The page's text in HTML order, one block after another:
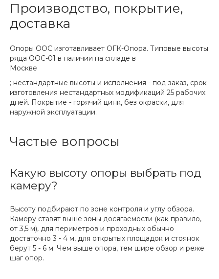
Производство, покрытие,
доставка
Опоры ООС изготавливает ОГК-Опора. Типовые высоты
ряда ООС-01 в наличии на складе в
Москве
; нестандартные высоты и исполнения - под заказ, срок
изготовления нестандартных модификаций 25 рабочих
дней. Покрытие - горячий цинк, без окраски, для
наружной эксплуатации.
Частые вопросы
Какую высоту опоры выбрать под
камеру?
Высоту подбирают по зоне контроля и углу обзора.
Камеру ставят выше зоны досягаемости (как правило,
от 3,5 м), для периметров и проходных обычно
достаточно 3 - 4 м, для открытых площадок и стоянок
берут 5 - 6 м. Чем выше опора, тем шире обзор и реже
шаг опор.